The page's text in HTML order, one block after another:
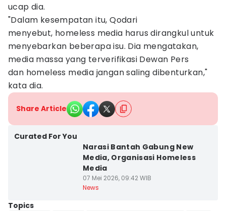
ucap dia.
"Dalam kesempatan itu, Qodari
menyebut, homeless media harus dirangkul untuk
menyebarkan beberapa isu. Dia mengatakan,
media massa yang terverifikasi Dewan Pers
dan homeless media jangan saling dibenturkan,"
kata dia.
Share Article
Curated For You
Narasi Bantah Gabung New
Media, Organisasi Homeless
Media
07 Mei 2026, 09:42 WIB
News
Topics